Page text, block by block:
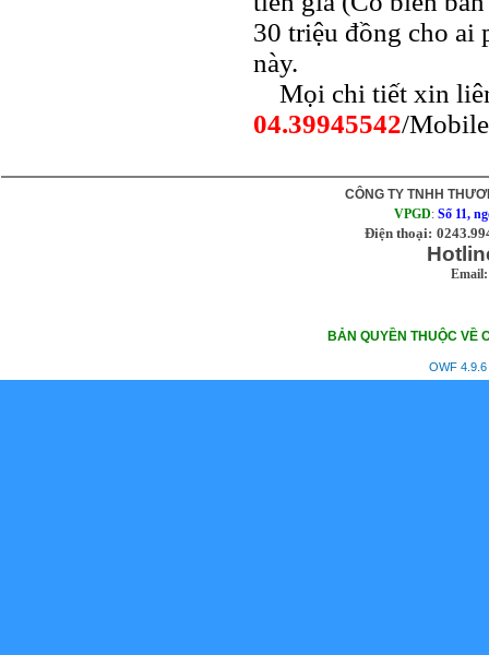
30 triệu đồng cho ai
này.
Mọi chi tiết xin
04.39945542/
CÔNG TY TNHH
VPGD: Số 11,
Điện thoại:
Email:
BẢN QUYỀN THUỘC VỀ
OWF 4.9.6